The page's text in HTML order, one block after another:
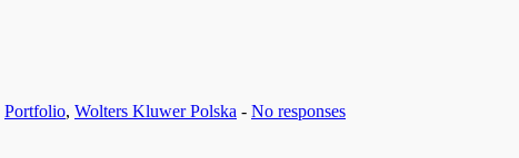
Portfolio, Wolters Kluwer Polska - No responses